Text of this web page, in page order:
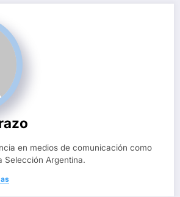
en medios de comunicación como
Selección Argentina.